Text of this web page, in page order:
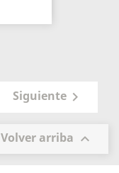
Siguiente 
Volver arriba 